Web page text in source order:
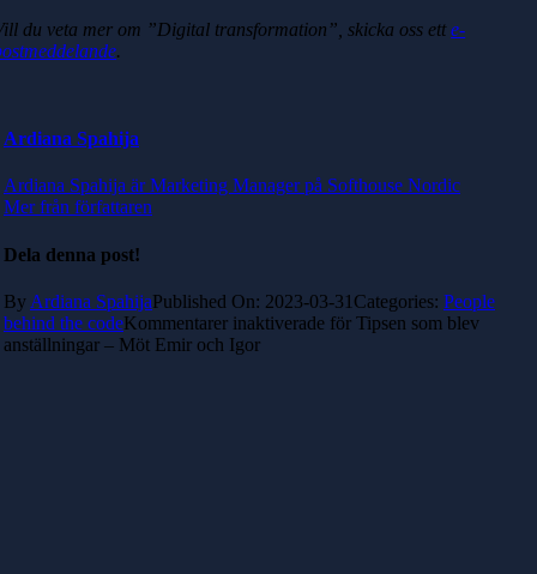
du veta mer om ”Digital transformation”, skicka oss ette-
.
Ardiana Spahija
Ardiana Spahija är Marketing Manager på Softhouse Nordic
Mer från författaren
Dela denna post!
By Ardiana SpahijaPublished On: 2023-03-31 Categories: People
behind the codeKommentarer inaktiverade för Tipsen som blev
anställningar – Möt Emir och Igor